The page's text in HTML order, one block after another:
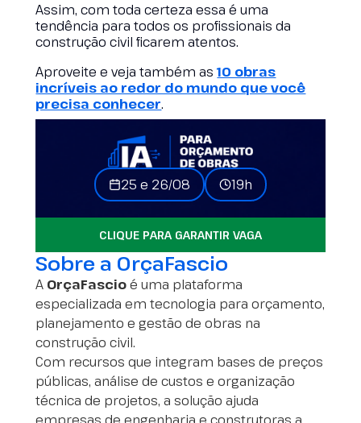
Assim, com toda certeza essa é uma
tendência para todos os profissionais da
construção civil ficarem atentos.
Aproveite e veja também as10 obras
incríveis ao redor do mundo que você
precisa conhecer.
25 e 26/08 19h
CLIQUE PARA GARANTIR VAGA
Sobre a OrçaFascio
A OrçaFascioé uma plataforma
especializada em tecnologia para orçamento,
planejamento e gestão de obras na
construção civil.
Com recursos que integram bases de preços
públicas, análise de custos e organização
técnica de projetos, a solução ajuda